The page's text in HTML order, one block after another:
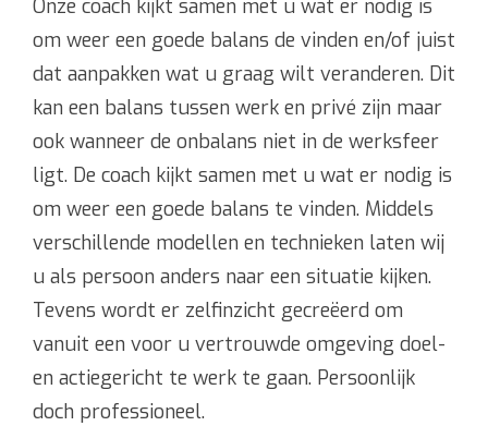
Onze coach kijkt samen met u wat er nodig is
om weer een goede balans de vinden en/of juist
dat aanpakken wat u graag wilt veranderen. Dit
kan een balans tussen werk en privé zijn maar
ook wanneer de onbalans niet in de werksfeer
ligt. De coach kijkt samen met u wat er nodig is
om weer een goede balans te vinden. Middels
verschillende modellen en technieken laten wij
u als persoon anders naar een situatie kijken.
Tevens wordt er zelfinzicht gecreëerd om
vanuit een voor u vertrouwde omgeving doel-
en actiegericht te werk te gaan. Persoonlijk
doch professioneel.